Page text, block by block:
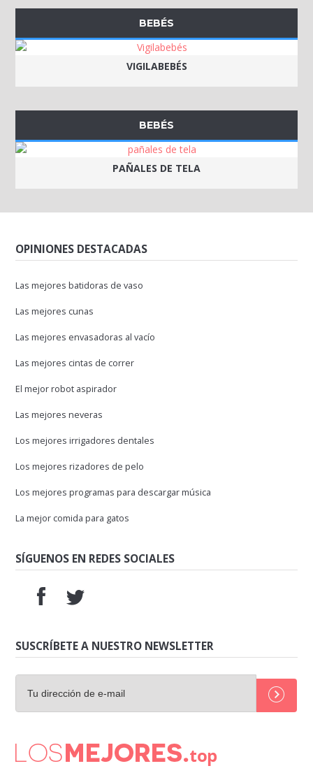
BEBÉS
VIGILABEBÉS
BEBÉS
PAÑALES DE TELA
OPINIONES DESTACADAS
Las mejores batidoras de vaso
Las mejores cunas
Las mejores envasadoras al vacío
Las mejores cintas de correr
El mejor robot aspirador
Las mejores neveras
Los mejores irrigadores dentales
Los mejores rizadores de pelo
Los mejores programas para descargar música
La mejor comida para gatos
SÍGUENOS EN REDES SOCIALES
SUSCRÍBETE A NUESTRO NEWSLETTER